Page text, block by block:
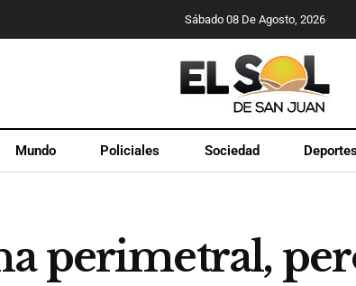
Sábado 08 De Agosto, 2026
Mundo Policiales Sociedad Deportes
perimetral,